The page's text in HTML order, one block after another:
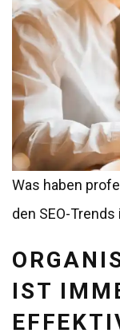
Was haben
den SEO-
IST